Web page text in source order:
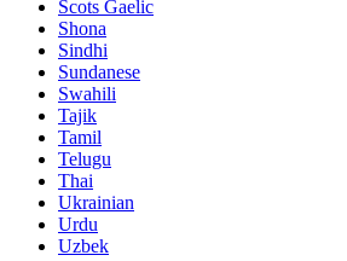
Scots Gaelic
Shona
Sindhi
Sundanese
Swahili
Tajik
Tamil
Telugu
Thai
Ukrainian
Urdu
Uzbek